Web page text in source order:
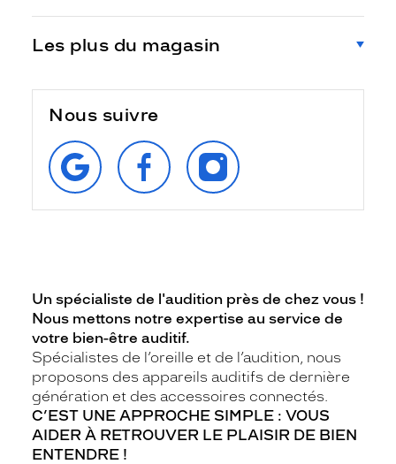
Les plus du magasin
Nous suivre
RETROUVEZ‑NOUS
SUR
GOOGLE
SUIVEZ‑NOUS
SUR
FACEBOOK
SUIVEZ‑NOUS
SUR
INSTAGRAM
Un spécialiste de l'audition près de chez vous !
Nous mettons notre expertise au service de
votre bien-être auditif.
Spécialistes de l’oreille et de l’audition, nous
proposons des appareils auditifs de dernière
génération et des accessoires connectés.
C’EST UNE APPROCHE SIMPLE : VOUS
AIDER À RETROUVER LE PLAISIR DE BIEN
ENTENDRE !